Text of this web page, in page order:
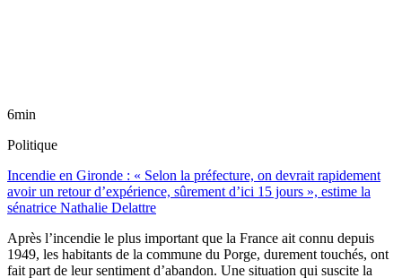
6min
Politique
Incendie en Gironde : « Selon la préfecture, on devrait rapidement
avoir un retour d’expérience, sûrement d’ici 15 jours », estime la
sénatrice Nathalie Delattre
Après l’incendie le plus important que la France ait connu depuis
1949, les habitants de la commune du Porge, durement touchés, ont
fait part de leur sentiment d’abandon. Une situation qui suscite la